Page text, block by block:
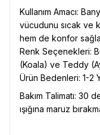
Kullanım Amacı:
vücudunu sıcak ve
hem de konfor
Renk Seçenekleri:
(Koala) ve Teddy
Ürün Bedenleri: 1-2
Bakım Talimatı: 30
ışığına maruz